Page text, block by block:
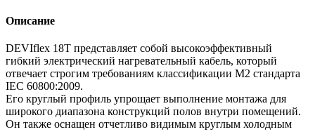
Описание
DEVIflex 18T представляет собой высокоэффективный
гибкий электрический нагревательный кабель, который
отвечает строгим требованиям классификации M2 стандарта
IEC 60800:2009.
Его круглый профиль упрощает выполнение монтажа для
широкого диапазона конструкций полов внутри помещений.
Он также оснащен отчетливо видимым круглым холодным